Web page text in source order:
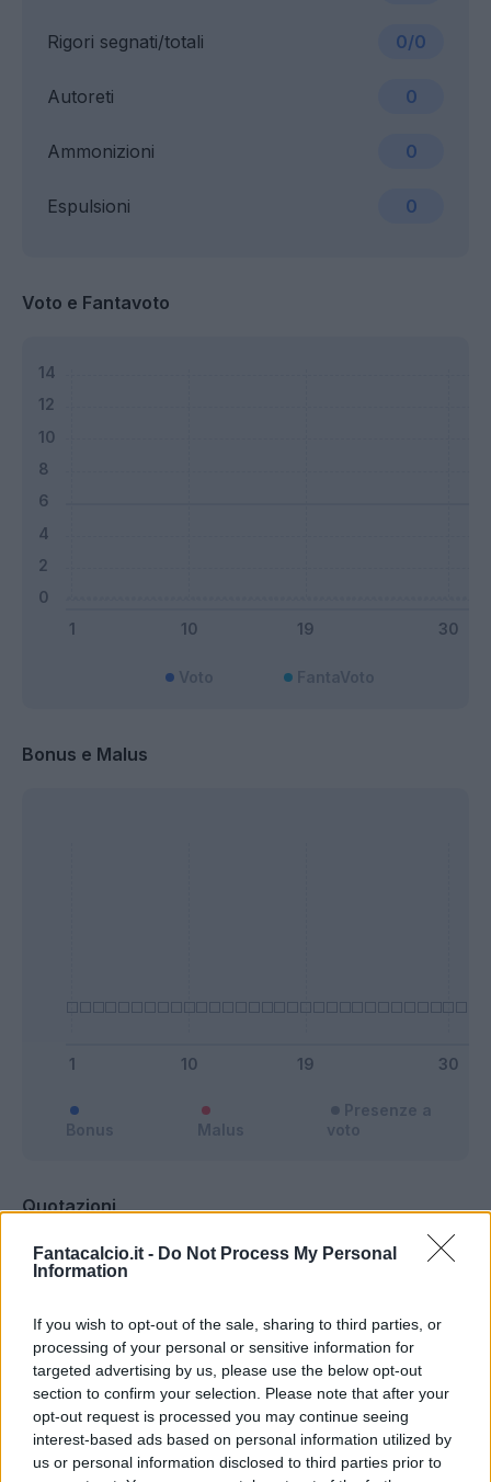
Fantacalcio.it - Do Not Process My Personal
Information
If you wish to opt-out of the sale, sharing to third parties, or
processing of your personal or sensitive information for
targeted advertising by us, please use the below opt-out
section to confirm your selection. Please note that after your
opt-out request is processed you may continue seeing
interest-based ads based on personal information utilized by
us or personal information disclosed to third parties prior to
Ammonizioni 0
Rigori segnati/totali 0/0
Espulsioni 0
Autoreti 0
Voto e Fantavoto
Bonus e Malus
Bonus Malus
Presenze a
voto
Quotazioni